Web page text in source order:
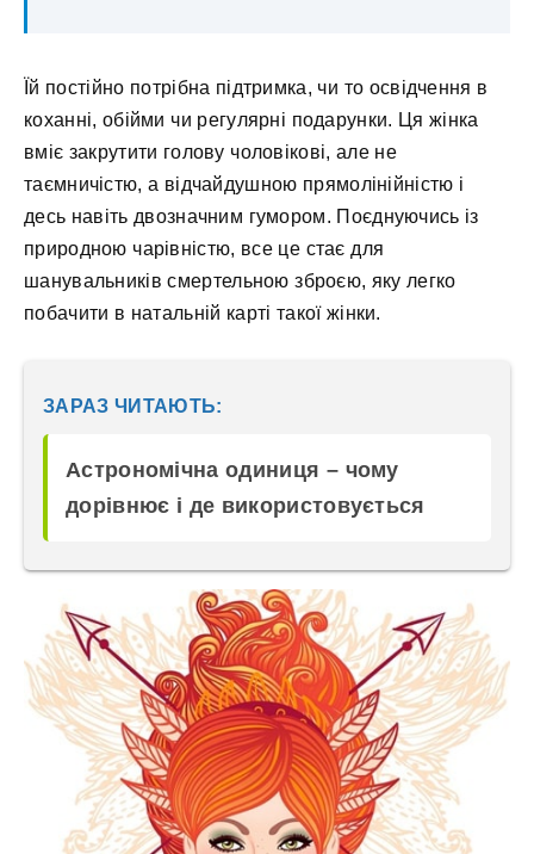
Їй постійно потрібна підтримка, чи то освідчення в
коханні, обійми чи регулярні подарунки. Ця жінка
вміє закрутити голову чоловікові, але не
таємничістю, а відчайдушною прямолінійністю і
десь навіть двозначним гумором. Поєднуючись із
природною чарівністю, все це стає для
шанувальників смертельною зброєю, яку легко
побачити в натальній карті такої жінки.
ЗАРАЗ ЧИТАЮТЬ:
Астрономічна одиниця – чому
дорівнює і де використовується